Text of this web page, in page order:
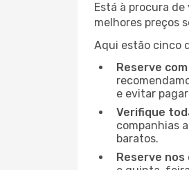
Está à procura de
melhores preços
Aqui estão cinco
Reserve
e evitar
Verifique
companhias
baratos.
Reserve